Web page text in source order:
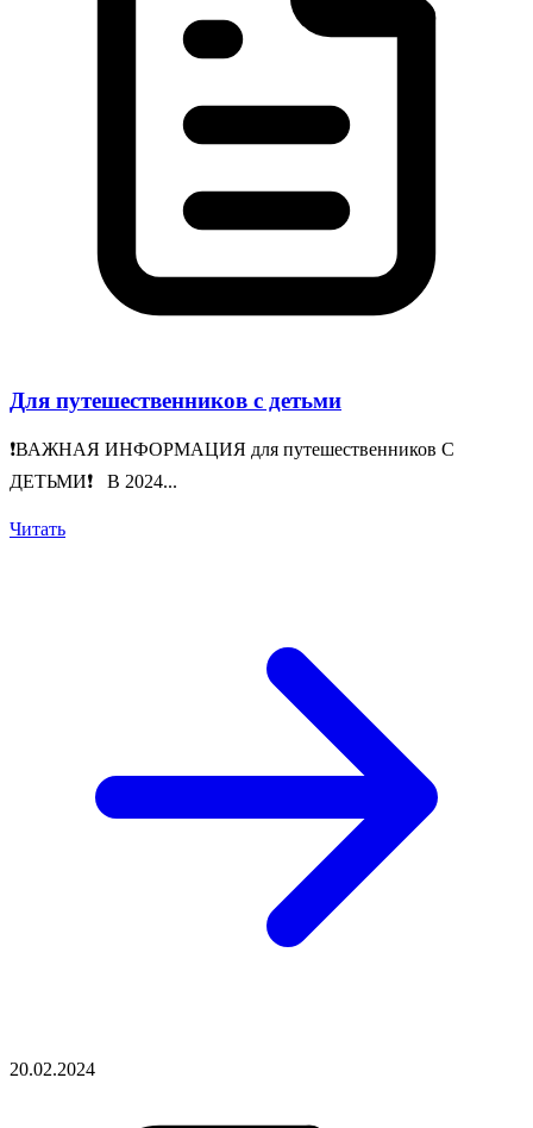
Для путешественников с детьми
❗️ВАЖНАЯ ИНФОРМАЦИЯ для путешественников С
ДЕТЬМИ❗️ В 2024...
Читать
20.02.2024